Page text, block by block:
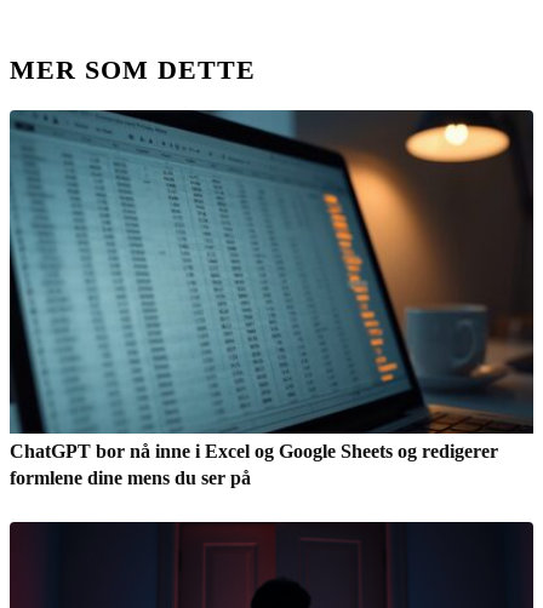
MER SOM DETTE
ChatGPT bor nå inne i Excel og Google Sheets og redigerer
formlene dine mens du ser på